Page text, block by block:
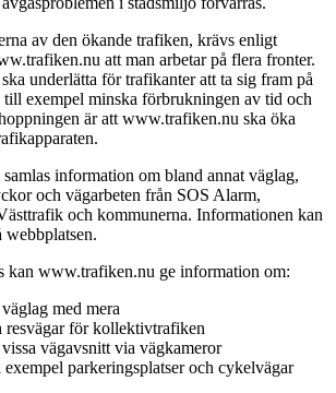
av den ökande trafiken, krävs enligt
att man arbetar på flera fronter.
underlätta för trafikanter att ta sig fram på
till exempel minska förbrukningen av tid och
är att www.trafiken.nu ska öka
information om bland annat väglag,
och vägarbeten från SOS Alarm,
och kommunerna. Informationen kan
webbplatsen.
kan www.trafiken.nu ge information om:
med mera
resvägar för kollektivtrafiken
vägavsnitt via vägkameror
parkeringsplatser och cykelvägar